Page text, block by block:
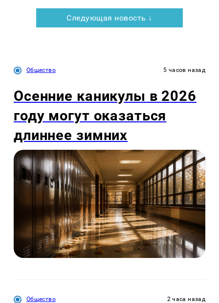
Следующая новость ↓
Общество 5 часов назад
Осенние каникулы в 2026
году могут оказаться
длиннее зимних
Общество 2 часа назад